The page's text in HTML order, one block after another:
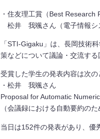
・住友理工賞（Best
松井 我颯さん（電子情報シ
「STI-Gigaku」は、長岡技術
策などについて議論・交流する
受賞した学生の発表内容は次の
・松井 我颯さん
Proposal for Automatic
（会議録における自動要約の
当日は152件の発表があり、優